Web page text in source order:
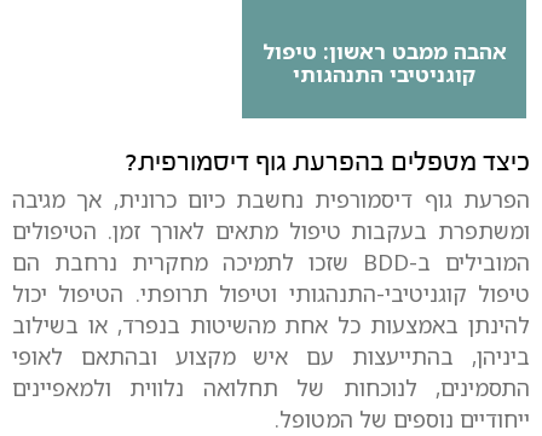
אהבה ממבט ראשון: טיפול
קוגניטיבי התנהגותי
כיצד מטפלים בהפרעת גוף דיסמורפית?
הפרעת גוף דיסמורפית נחשבת כיום כרונית, אך מגיבה
ומשתפרת בעקבות טיפול מתאים לאורך זמן. הטיפולים
המובילים ב-BDD שזכו לתמיכה מחקרית נרחבת הם
טיפול קוגניטיבי-התנהגותי וטיפול תרופתי. הטיפול יכול
להינתן באמצעות כל אחת מהשיטות בנפרד, או בשילוב
ביניהן, בהתייעצות עם איש מקצוע ובהתאם לאופי
התסמינים, לנוכחות של תחלואה נלווית ולמאפיינים
ייחודיים נוספים של המטופל.